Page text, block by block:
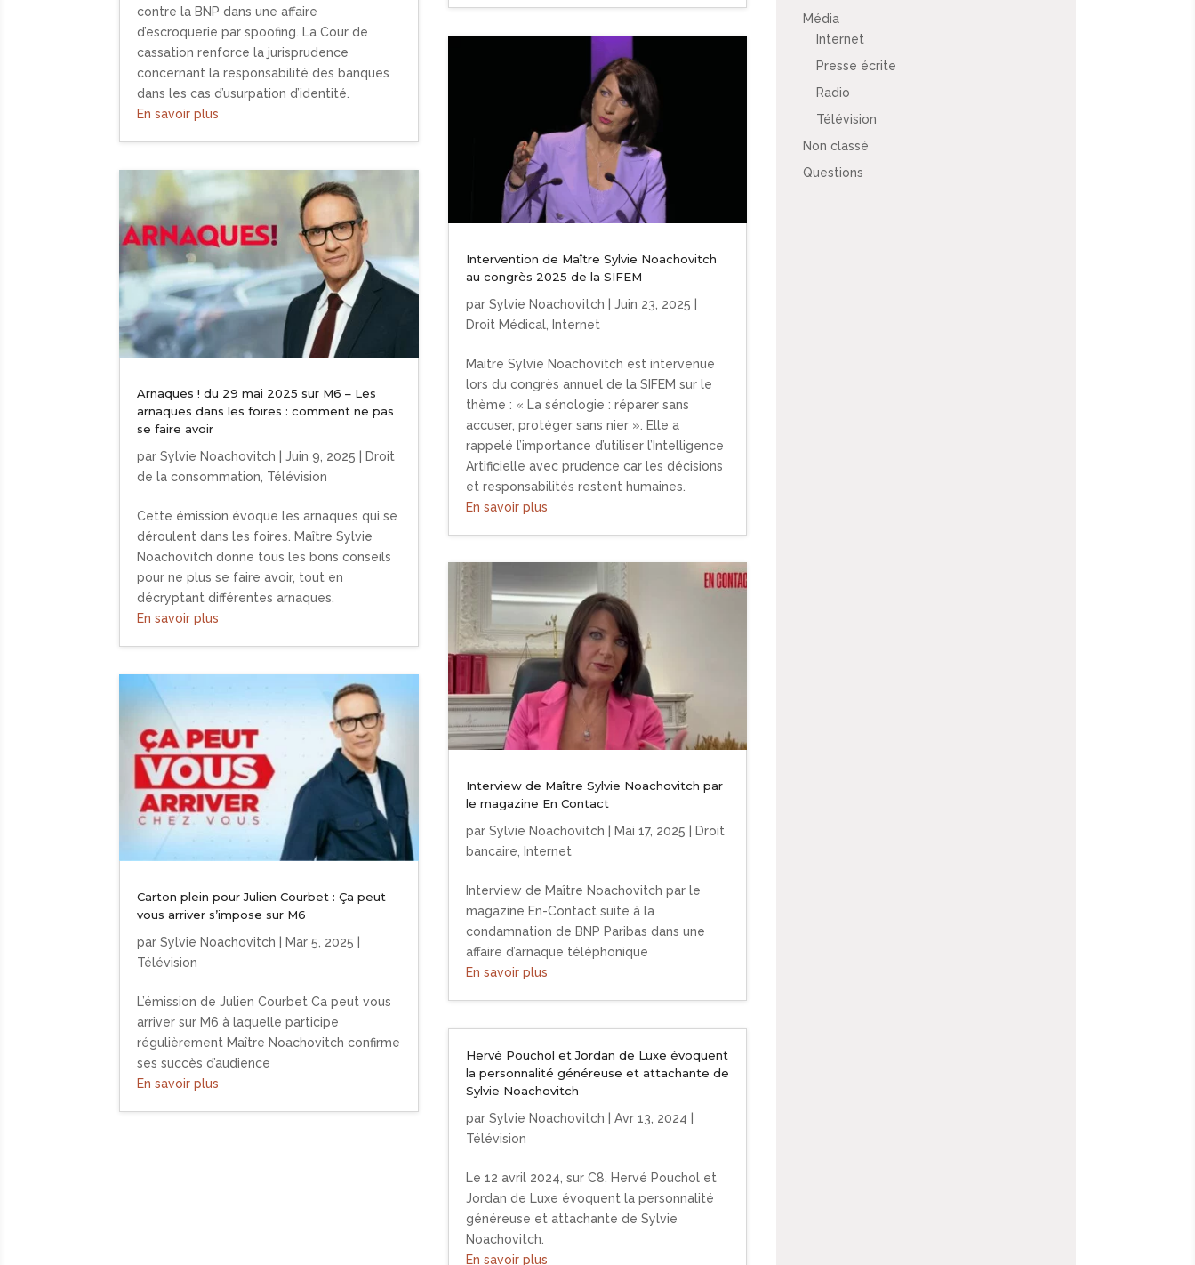
contre la BNP dans une affaire
d’escroquerie par spoofing. La Cour de
cassation renforce la jurisprudence
concernant la responsabilité des banques
dans les cas d’usurpation d’identité.
En savoir plus
Arnaques ! du 29 mai 2025 sur M6 – Les
arnaques dans les foires : comment ne pas
se faire avoir
parSylvie Noachovitch |Juin 9, 2025
Droit
de la consommation Télévision
Cette émission évoque les arnaques qui se
déroulent dans les foires. Maître Sylvie
Noachovitch donne tous les bons conseils
pour ne plus se faire avoir, tout en
décryptant différentes arnaques.
En savoir plus
Carton plein pour Julien Courbet : Ça peut
vous arriver s’impose sur M6
parSylvie Noachovitch Mar 5, 2025
Télévision
L’émission de Julien Courbet Ca peut vous
arriver sur M6 à laquelle participe
régulièrement Maître Noachovitch confirme
ses succès d’audience
En savoir plus
Intervention de Maître Sylvie Noachovitch
au congrès 2025 de la SIFEM
par Sylvie Noachovitch | Juin 23, 2025 |
Droit Médical, Internet
Maitre Sylvie Noachovitch est intervenue
lors du congrès annuel de la SIFEM sur le
thème : « La sénologie : réparer sans
accuser, protéger sans nier ». Elle a
rappelé l’importance d’utiliser l’Intelligence
Artificielle avec prudence car les décisions
et responsabilités restent humaines.
En savoir plus
Interview de Maître Sylvie Noachovitch par
le magazine En Contact
par Sylvie Noachovitch Mai 17, 2025
Droit
bancaire
Internet
Interview de Maître Noachovitch par le
magazine En-Contact suite à la
condamnation de BNP Paribas dans une
affaire d’arnaque téléphonique
En savoir plus
Hervé Pouchol et Jordan de Luxe évoquent
la personnalité généreuse et attachante de
Sylvie Noachovitch
par Sylvie Noachovitch Avr 13, 2024
Télévision
Le 12 avril 2024, sur C8, Hervé Pouchol et
Jordan de Luxe évoquent la personnalité
généreuse et attachante de Sylvie
Noachovitch.
En savoir plus
Média
Internet
Presse écrite
Radio
Télévision
Non classé
Questions